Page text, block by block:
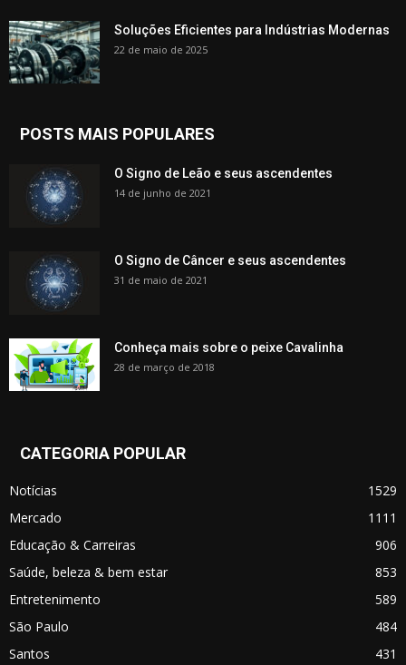
Soluções Eficientes para Indústrias Modernas
22 de maio de 2025
POSTS MAIS POPULARES
O Signo de Leão e seus ascendentes
14 de junho de 2021
O Signo de Câncer e seus ascendentes
31 de maio de 2021
Conheça mais sobre o peixe Cavalinha
28 de março de 2018
CATEGORIA POPULAR
Notícias
1529
Mercado
1111
Educação & Carreiras
906
Saúde, beleza & bem estar
853
Entretenimento
589
São Paulo
484
Santos
431